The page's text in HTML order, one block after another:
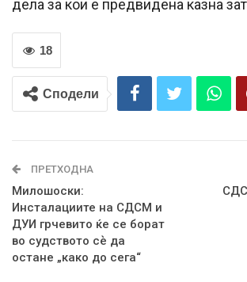
дела за кои е предвидена казна
18
Сподели
ПРЕТХОДНА
Милошоски:
Инсталациите на СДСМ и
ДУИ грчевито ќе се борат
во судството сѐ да
остане „како до сега“